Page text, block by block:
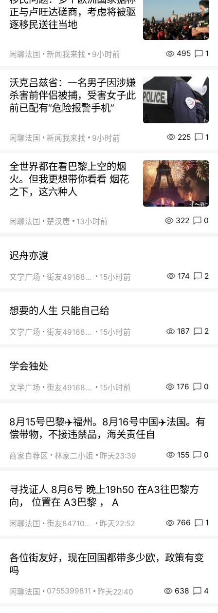
正与卢旺达磋商，考虑将被驱
逐移民送往当地
闲聊法国 新闻我来找 9小时前 495 1
沃克吕兹省：一名男子因涉嫌
杀害前伴侣被捕，受害女子此
前已配有“危险报警手机”
闲聊法国 新闻我来找 9小时前 225 1
全世界都在看巴黎上空的烟
火。但我更想带你看看 烟花
之下，这六种人
闲聊法国 楚汉唐 13小时前 322 0
迟舟亦渡
文学广场 街友49168527 15小时前 174 2
想要的人生 只能自己给
文学广场 街友49168527 15小时前 187 2
学会独处
文学广场 街友49168527 15小时前 176 0
8月15号巴黎✈️福州。8月16号中国✈️法国。有
偿带物，不接违禁品，海关责任自
商家自荐区 林家二小姐 昨天23:39 155 0
寻找证人 8月6号 晚上19h50 在A3往巴黎方
向， 位置在 A3巴黎 ， A
闲聊法国 街友84710671 昨天22:52 766 1
各位街友好，现在回国都带多少欧，政策有变
吗
闲聊法国 0755399811 昨天22:40 638 4